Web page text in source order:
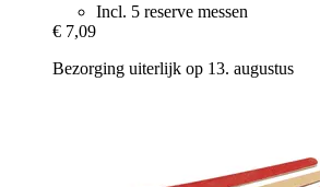
Incl. 5 reserve messen
€ 7,09
Bezorging uiterlijk op 13. augustus